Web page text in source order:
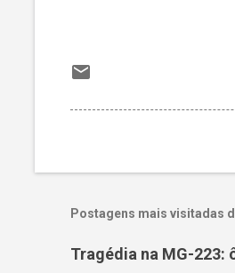
Postagens mais visitadas
Tragédia na MG-223: